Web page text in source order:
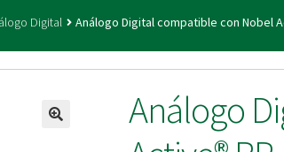
generales Conexiones CAD CAM
| Tienda Online!
Digital Análogo Digital compatible con Nobel
Análogo